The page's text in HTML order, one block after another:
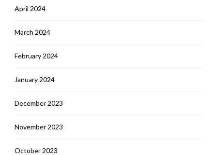
April 2024
March 2024
February 2024
January 2024
December 2023
November 2023
October 2023